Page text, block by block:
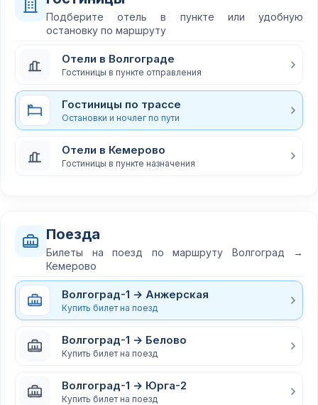
Подберите отель в пункте или удобную
остановку по маршруту
Отели в Волгограде
Гостиницы в пункте отправления
Гостиницы по трассе
Остановки и ночлег по пути
Отели в Кемерово
Гостиницы в пункте назначения
Поезда
Билеты на поезд по маршруту Волгоград →
Кемерово
Волгоград-1 → Анжерская
Купить билет на поезд
Волгоград-1 → Белово
Купить билет на поезд
Волгоград-1 → Юрга-2
Купить билет на поезд